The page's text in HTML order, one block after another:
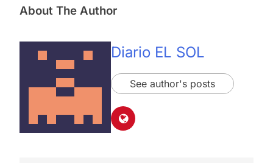
About The Author
Diario EL SOL
See author's posts